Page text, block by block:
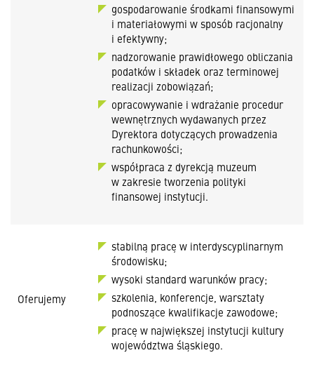
gospodarowanie środkami finansowymi
i materiałowymi w sposób racjonalny
i efektywny;
nadzorowanie prawidłowego obliczania
podatków i składek oraz terminowej
realizacji zobowiązań;
opracowywanie i wdrażanie procedur
wewnętrznych wydawanych przez
Dyrektora dotyczących prowadzenia
rachunkowości;
współpraca z dyrekcją muzeum
w zakresie tworzenia polityki
finansowej instytucji.
Oferujemy
stabilną pracę w interdyscyplinarnym
środowisku;
wysoki standard warunków pracy;
szkolenia, konferencje, warsztaty
podnoszące kwalifikacje zawodowe;
pracę w największej instytucji kultury
województwa śląskiego.